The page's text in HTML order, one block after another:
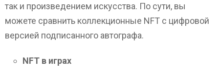
так и произведением искусства. По сути, вы
можете сравнить коллекционные NFT с цифровой
версией подписанного автографа.
NFT в играх